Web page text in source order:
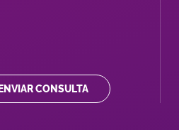
ENVIAR CONSULTA